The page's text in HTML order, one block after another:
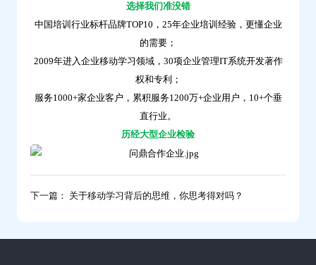
选择我们准没错
中国培训行业标杆品牌TOP10，25年企业培训经验，更懂企业
的需要；
2009年进入企业移动学习领域，30项企业管理IT系统开发著作
权和专利；
服务1000+家企业客户，累积服务1200万+企业用户，10+个垂
直行业。
历经大型企业检验
下一篇： 关于移动学习背后的思维，你思考得对吗？